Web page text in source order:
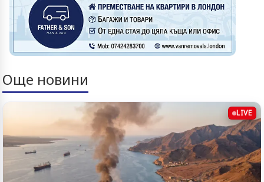
Още новини
LIVE